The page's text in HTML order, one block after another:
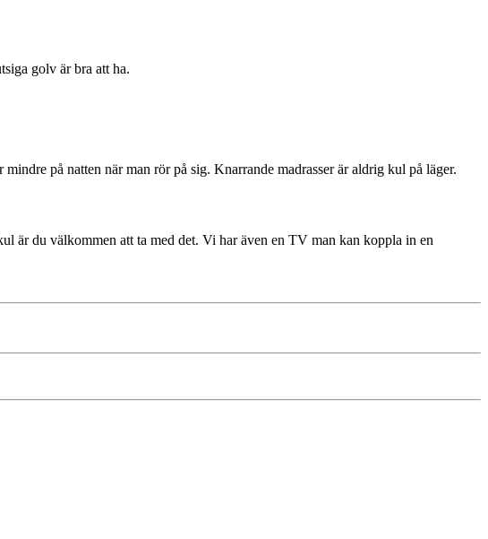
golv är bra att ha.
på natten när man rör på sig. Knarrande madrasser är aldrig kul på läger.
är du välkommen att ta med det. Vi har även en TV man kan koppla in en